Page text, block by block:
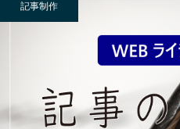
記事制作